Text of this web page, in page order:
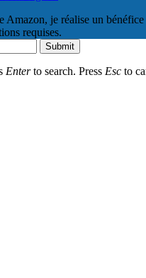
Amazon, je réalise un bénéfice
requises.
Submit
Enterto search. Press Esc to